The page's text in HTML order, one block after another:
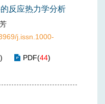
反应热力学分析
j.issn.1000-
) PDF(44)